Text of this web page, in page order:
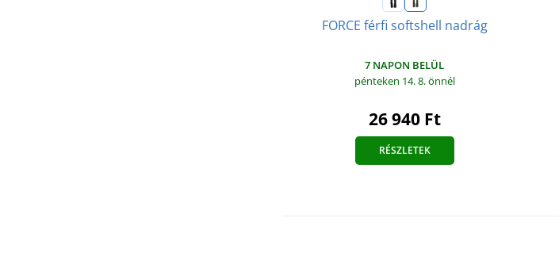
FORCE férfi softshell nadrág
7 NAPON BELÜL
pénteken 14. 8.önnél
26 940 Ft
RÉSZLETEK